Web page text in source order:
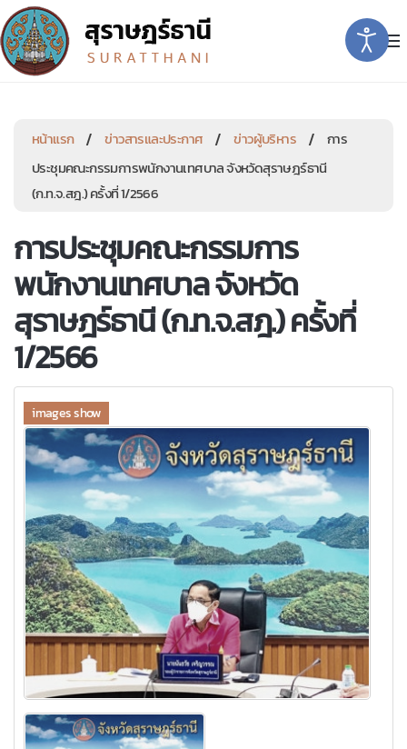
หน้าแรก ข่าวสารและประกาศ ข่าวผู้บริหาร
การ
ประชุมคณะกรรมการพนักงานเทศบาล จังหวัดสุราษฎร์ธานี
(ก.ท.จ.สฎ.) ครั้งที่ 1/2566
การประชุมคณะกรรมการ
พนักงานเทศบาล จังหวัด
สุราษฎร์ธานี (ก.ท.จ.สฎ.) ครั้งที่
1/2566
images show